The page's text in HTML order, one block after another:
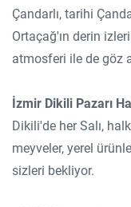
Çandarlı, tarihi
Ortaçağ'ın derin
atmosferi ile de göz
İzmir Dikili Pazarı
Dikili'de her Salı,
meyveler, yerel
sizleri bekliyor.